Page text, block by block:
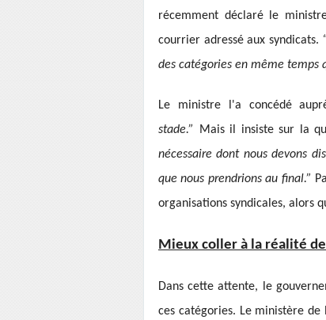
récemment déclaré le
courrier adressé aux syndicats.
des catégories en même temps
Le ministre l'a concédé
stade.”
Mais il insiste sur la
nécessaire dont nous devons
que nous prendrions au final.”
organisations syndicales, alors
Mieux coller à la réalité
Dans cette attente, le
ces catégories. Le ministère